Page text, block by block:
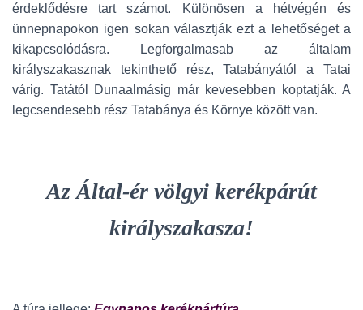
érdeklődésre tart számot. Különösen a hétvégén és
ünnepnapokon igen sokan választják ezt a lehetőséget a
kikapcsolódásra. Legforgalmasab az általam
királyszakasznak tekinthető rész, Tatabányától a Tatai
várig. Tatától Dunaalmásig már kevesebben koptatják. A
legcsendesebb rész Tatabánya és Környe között van.
Az Által-ér völgyi kerékpárút
királyszakasza!